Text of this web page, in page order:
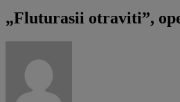
„Fluturasii otraviti”,